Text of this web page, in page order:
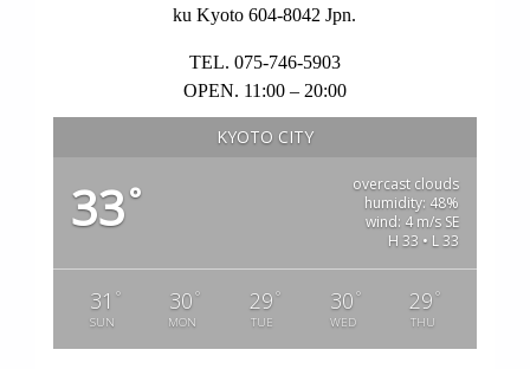
ku Kyoto 604-8042 Jpn.
TEL. 075-746-5903
OPEN. 11:00 – 20:00
KYOTO CITY
33°
overcast clouds
humidity: 48%
wind: 4 m/s SE
H 33 • L 33
31 °
SUN
30 °
MON
29 °
TUE
30 °
WED
29 °
THU